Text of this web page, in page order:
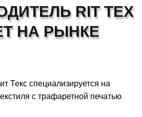
RIT TEX
НА РЫНКЕ
Текс специализируется на
с трафаретной печатью